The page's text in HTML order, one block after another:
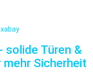
solide Türen &
Sicherheit